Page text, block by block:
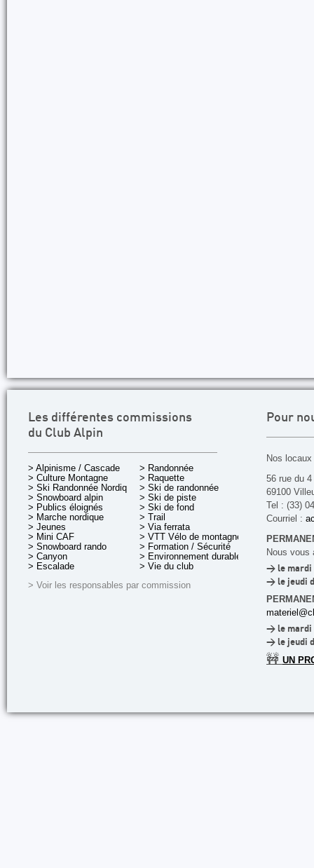
Les différentes commissions
du Club Alpin
> Alpinisme / Cascade
> Culture Montagne
> Ski Randonnée Nordique
> Snowboard alpin
> Publics éloignés
> Marche nordique
> Jeunes
> Mini CAF
> Snowboard rando
> Canyon
> Escalade
> Randonnée
> Raquette
> Ski de randonnée
> Ski de piste
> Ski de fond
> Trail
> Via ferrata
> VTT Vélo de montagne
> Formation / Sécurité
> Environnement durable
> Vie du club
> Voir les responsables par commission
Pour
Nos
56 rue du
69100
Tel : (33)
Courriel :
Nous vous
> le mardi
> le jeudi
> le mardi
> le jeudi
🚧 UN